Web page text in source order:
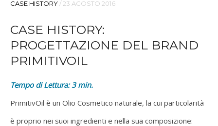
CASE HISTORY/23 AGOSTO 2016
CASE HISTORY:
PROGETTAZIONE DEL BRAND
PRIMITIVOIL
Tempo di Lettura:3 min.
PrimitivOil è un Olio Cosmetico naturale, la cui particolarità
è proprio nei suoi ingredienti e nella sua composizione: